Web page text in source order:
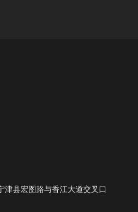
津县宏图路与香江大道交叉口